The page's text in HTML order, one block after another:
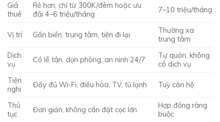
Giá
thuê
Rẻ hơn, chỉ từ 300K/đêm hoặc ưu
đãi 4–6 triệu/tháng
7–10 triệu/tháng
Vị trí Gần biển, trung tâm, tiện đi lại
Thường xa
trung tâm
Dịch
vụ
Có lễ tân, dọn phòng, an ninh 24/7
Tự quản, không
có dịch vụ
Tiện
nghi
Đầy đủ Wi-Fi, điều hòa, TV, tủ lạnh Tuỳ căn hộ
Thủ
tục
Đơn giản, không cần đặt cọc lớn
Hợp đồng ràng
buộc